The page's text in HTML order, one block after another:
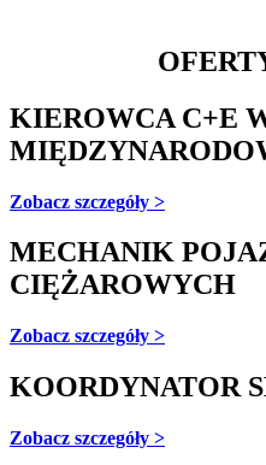
KIEROWCA C+E
Zobacz szczegóły >
MECHANIK
CIĘŻAROWYCH
Zobacz szczegóły >
KOORDYNATOR
Zobacz szczegóły >